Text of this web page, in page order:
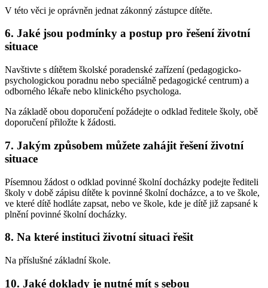
V této věci je oprávněn jednat zákonný zástupce dítěte.
6. Jaké jsou podmínky a postup pro řešení životní
situace
Navštivte s dítětem školské poradenské zařízení (pedagogicko-
psychologickou poradnu nebo speciálně pedagogické centrum) a
odborného lékaře nebo klinického psychologa.
Na základě obou doporučení požádejte o odklad ředitele školy, obě
doporučení přiložte k žádosti.
7. Jakým způsobem můžete zahájit řešení životní
situace
Písemnou žádost o odklad povinné školní docházky podejte řediteli
školy v době zápisu dítěte k povinné školní docházce, a to ve škole,
ve které dítě hodláte zapsat, nebo ve škole, kde je dítě již zapsané k
plnění povinné školní docházky.
8. Na které instituci životní situaci řešit
Na příslušné základní škole.
10. Jaké doklady je nutné mít s sebou